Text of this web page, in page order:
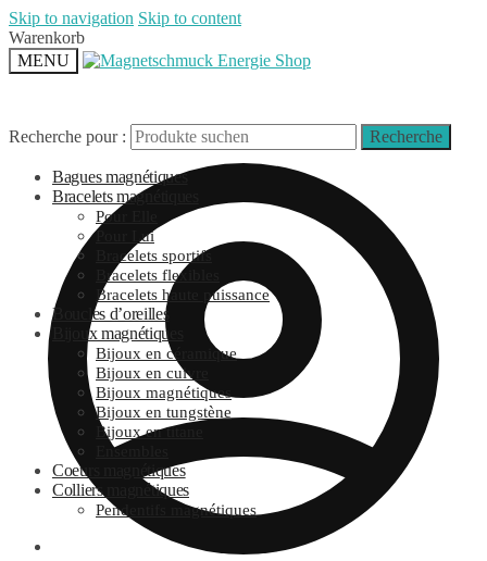
Skip to navigation Skip to content
Warenkorb
MENU
Recherche pour : Recherche
Bagues magnétiques
Bracelets magnétiques
Pour Elle
Pour Lui
Bracelets sportifs
Bracelets flexibles
Bracelets haute puissance
Boucles d’oreilles
Bijoux magnétiques
Bijoux en céramique
Bijoux en cuivre
Bijoux magnétiques
Bijoux en tungstène
Bijoux en titane
Ensembles
Coeurs magnétiques
Colliers magnétiques
Pendentifs magnétiques